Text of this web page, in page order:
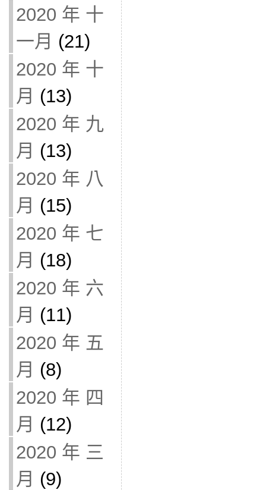
2020 年 十
一月 (21)
2020 年 十
月 (13)
2020 年 九
月 (13)
2020 年 八
月 (15)
2020 年 七
月 (18)
2020 年 六
月 (11)
2020 年 五
月 (8)
2020 年 四
月 (12)
2020 年 三
月 (9)